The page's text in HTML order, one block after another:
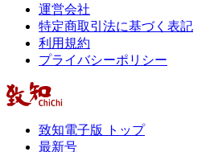
運営会社
特定商取引法に基づく表記
利用規約
プライバシーポリシー
致知電子版 トップ
最新号